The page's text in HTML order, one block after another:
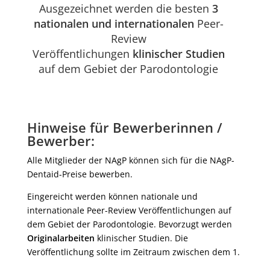
Ausgezeichnet werden die besten 3
nationalen und internationalen Peer-
Review
Veröffentlichungen klinischer Studien
auf dem Gebiet der Parodontologie
Hinweise für Bewerberinnen /
Bewerber:
Alle Mitglieder der NAgP können sich für die NAgP-
Dentaid-Preise bewerben.
Eingereicht werden können nationale und
internationale Peer-Review Veröffentlichungen auf
dem Gebiet der Parodontologie. Bevorzugt werden
Originalarbeiten klinischer Studien. Die
Veröffentlichung sollte im Zeitraum zwischen dem 1.